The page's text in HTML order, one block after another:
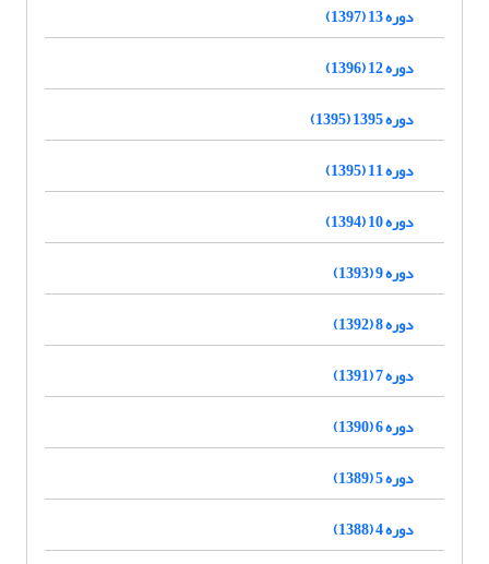
دوره 13 (1397)
دوره 12 (1396)
دوره 1395 (1395)
دوره 11 (1395)
دوره 10 (1394)
دوره 9 (1393)
دوره 8 (1392)
دوره 7 (1391)
دوره 6 (1390)
دوره 5 (1389)
دوره 4 (1388)